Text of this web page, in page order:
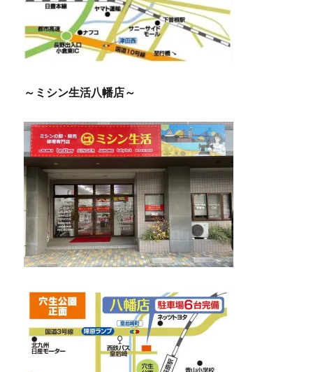
～ミシン生活八幡店～